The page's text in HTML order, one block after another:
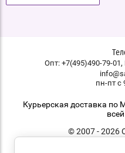
Опт: +7(495)490-79-01 ,
пн-пт с
Курьерская доставка по
© 2007 - 2026